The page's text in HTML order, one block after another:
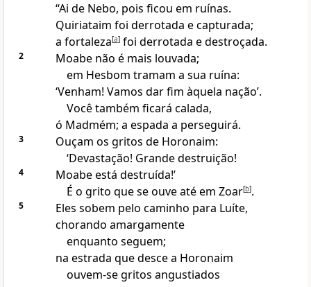
“Ai de Nebo, pois ficou em ruínas.
Quiriataim foi derrotada e capturada;
a fortaleza[a]foi derrotada e destroçada.
2
Moabe não é mais louvada;
em Hesbom tramam a sua ruína:
‘Venham! Vamos dar fim àquela nação’.
Você também ficará calada,
ó Madmém; a espada a perseguirá.
3
Ouçam os gritos de Horonaim:
‘Devastação! Grande destruição!
4
Moabe está destruída!’
É o grito que se ouve até em Zoar[b].
5
Eles sobem pelo caminho para Luíte,
chorando amargamente
enquanto seguem;
na estrada que desce a Horonaim
ouvem-se gritos angustiados